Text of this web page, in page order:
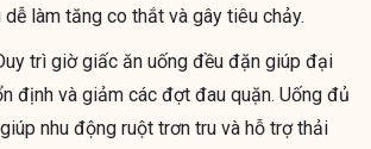
làm tăng co thắt và gây tiêu chảy.
trì giờ giấc ăn uống đều đặn giúp đại
định và giảm các đợt đau quặn. Uống đủ
nhu động ruột trơn tru và hỗ trợ thải